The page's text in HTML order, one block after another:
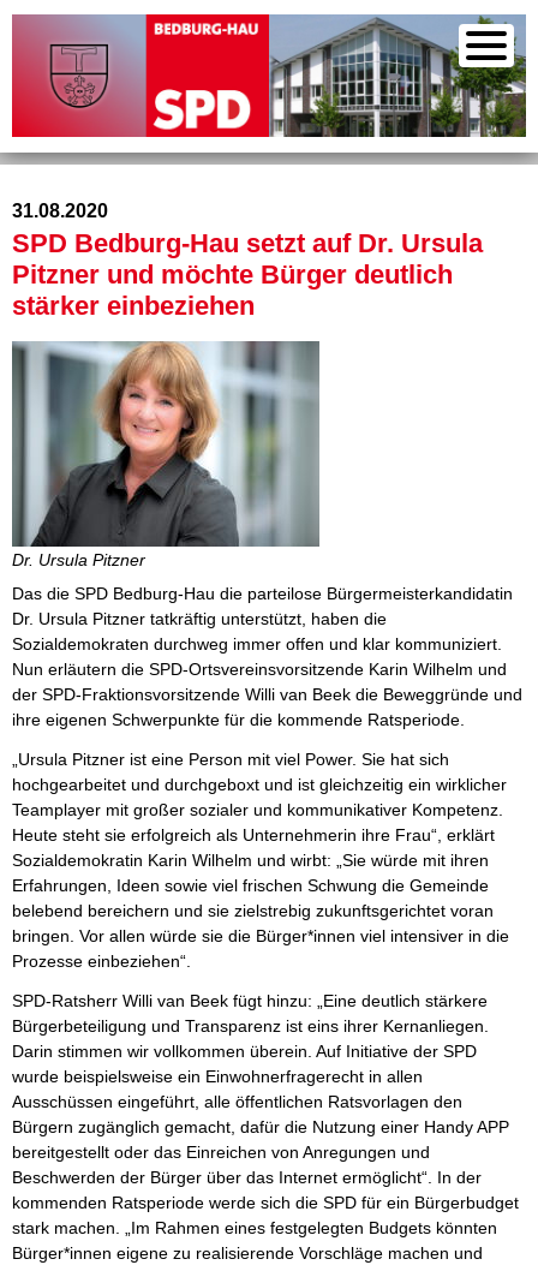
31.08.2020
SPD Bedburg-Hau setzt auf Dr. Ursula
Pitzner und möchte Bürger deutlich
stärker einbeziehen
Dr. Ursula Pitzner
Das die SPD Bedburg-Hau die parteilose Bürgermeisterkandidatin
Dr. Ursula Pitzner tatkräftig unterstützt, haben die
Sozialdemokraten durchweg immer offen und klar kommuniziert.
Nun erläutern die SPD-Ortsvereinsvorsitzende Karin Wilhelm und
der SPD-Fraktionsvorsitzende Willi van Beek die Beweggründe und
ihre eigenen Schwerpunkte für die kommende Ratsperiode.
„Ursula Pitzner ist eine Person mit viel Power. Sie hat sich
hochgearbeitet und durchgeboxt und ist gleichzeitig ein wirklicher
Teamplayer mit großer sozialer und kommunikativer Kompetenz.
Heute steht sie erfolgreich als Unternehmerin ihre Frau“, erklärt
Sozialdemokratin Karin Wilhelm und wirbt: „Sie würde mit ihren
Erfahrungen, Ideen sowie viel frischen Schwung die Gemeinde
belebend bereichern und sie zielstrebig zukunftsgerichtet voran
bringen. Vor allen würde sie die Bürger*innen viel intensiver in die
Prozesse einbeziehen“.
SPD-Ratsherr Willi van Beek fügt hinzu: „Eine deutlich stärkere
Bürgerbeteiligung und Transparenz ist eins ihrer Kernanliegen.
Darin stimmen wir vollkommen überein. Auf Initiative der SPD
wurde beispielsweise ein Einwohnerfragerecht in allen
Ausschüssen eingeführt, alle öffentlichen Ratsvorlagen den
Bürgern zugänglich gemacht, dafür die Nutzung einer Handy APP
bereitgestellt oder das Einreichen von Anregungen und
Beschwerden der Bürger über das Internet ermöglicht“. In der
kommenden Ratsperiode werde sich die SPD für ein Bürgerbudget
stark machen. „Im Rahmen eines festgelegten Budgets könnten
Bürger*innen eigene zu realisierende Vorschläge machen und